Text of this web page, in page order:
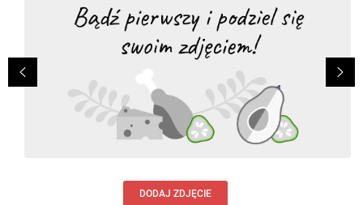
DODAJ ZDJĘCIE